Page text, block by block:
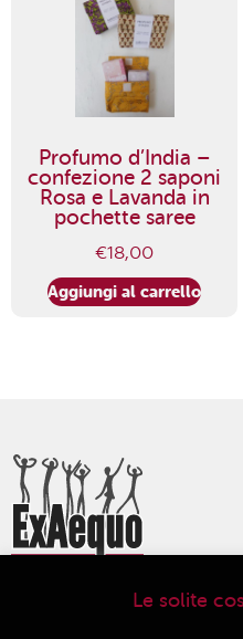
Profumo d’India –
confezione 2 saponi
Rosa e Lavanda in
pochette saree
€18,00
Aggiungi al carrello
ExAequo Bottega del Mondo
Le solite